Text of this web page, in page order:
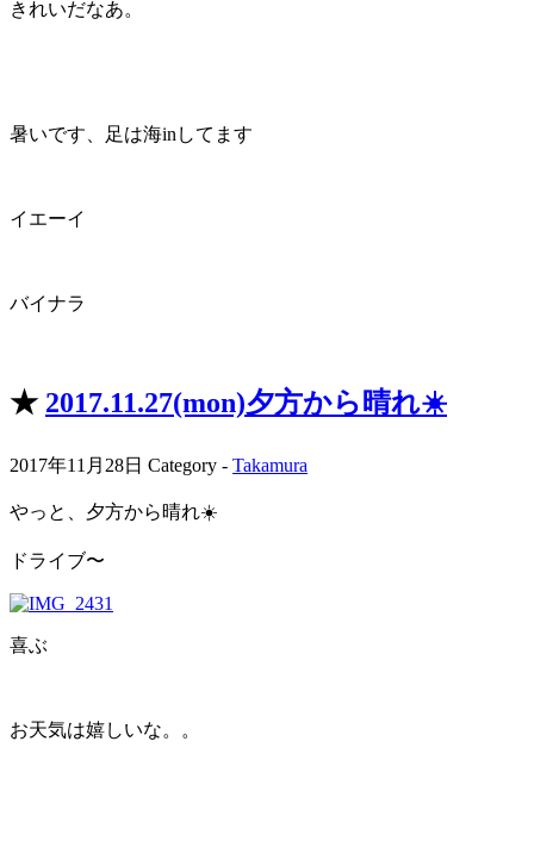
きれいだなあ。
暑いです、足は海inしてます
イエーイ
バイナラ
★ 2017.11.27(mon)夕方から晴れ☀️
2017年11月28日 Category - Takamura
やっと、夕方から晴れ☀️
ドライブ〜
喜ぶ
お天気は嬉しいな。。